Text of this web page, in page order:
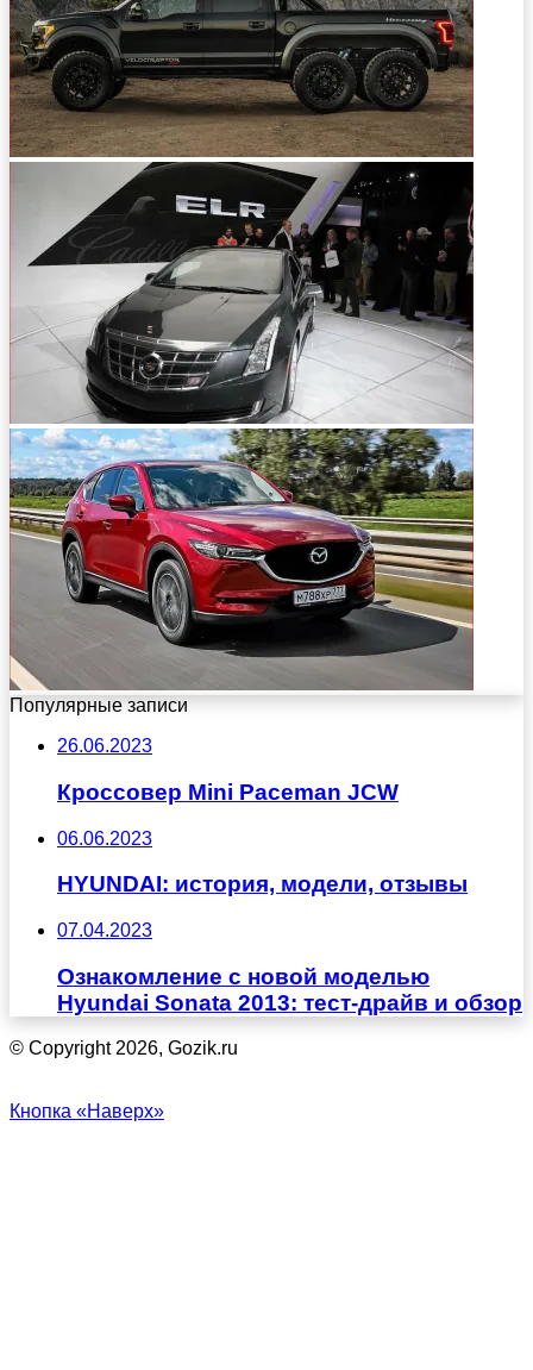
Популярные записи
26.06.2023
Кроссовер Mini Paceman JCW
06.06.2023
HYUNDAI: история, модели, отзывы
07.04.2023
Ознакомление с новой моделью
Hyundai Sonata 2013: тест-драйв и обзор
© Copyright 2026, Gozik.ru
Кнопка «Наверх»